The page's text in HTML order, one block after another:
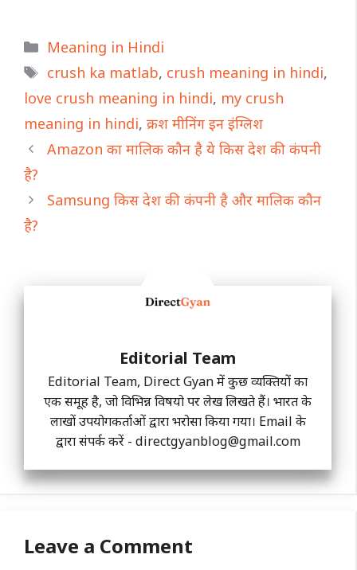
Categories
Meaning in Hindi
Tags
crush ka matlab, crush meaning in hindi,
love crush meaning in hindi, my crush
meaning in hindi, क्रश मीनिंग इन इंग्लिश
Amazon का मालिक कौन है ये किस देश की कंपनी
है?
Samsung किस देश की कंपनी है और मालिक कौन
है?
Editorial Team
Editorial Team, Direct Gyan में कुछ व्यक्तियों का
एक समूह है, जो विभिन्न विषयो पर लेख लिखते हैं। भारत के
लाखों उपयोगकर्ताओं द्वारा भरोसा किया गया। Email के
द्वारा संपर्क करें - directgyanblog@gmail.com
Leave a Comment